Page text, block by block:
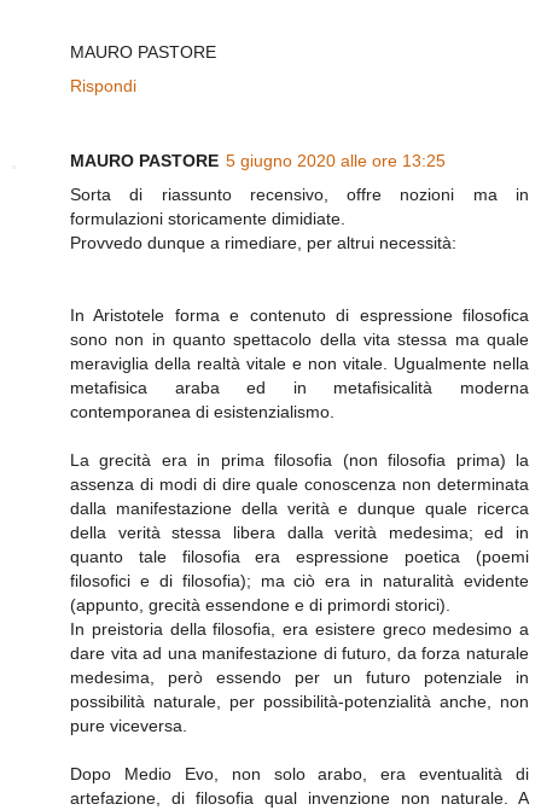
MAURO PASTORE
Rispondi
MAURO PASTORE 5 giugno 2020 alle ore 13:25
Sorta di riassunto recensivo, offre nozioni ma in
formulazioni storicamente dimidiate.
Provvedo dunque a rimediare, per altrui necessità:
In Aristotele forma e contenuto di espressione filosofica
sono non in quanto spettacolo della vita stessa ma quale
meraviglia della realtà vitale e non vitale. Ugualmente nella
metafisica araba ed in metafisicalità moderna
contemporanea di esistenzialismo.
La grecità era in prima filosofia (non filosofia prima) la
assenza di modi di dire quale conoscenza non determinata
dalla manifestazione della verità e dunque quale ricerca
della verità stessa libera dalla verità medesima; ed in
quanto tale filosofia era espressione poetica (poemi
filosofici e di filosofia); ma ciò era in naturalità evidente
(appunto, grecità essendone e di primordi storici).
In preistoria della filosofia, era esistere greco medesimo a
dare vita ad una manifestazione di futuro, da forza naturale
medesima, però essendo per un futuro potenziale in
possibilità naturale, per possibilità-potenzialità anche, non
pure viceversa.
Dopo Medio Evo, non solo arabo, era eventualità di
artefazione, di filosofia qual invenzione non naturale. A